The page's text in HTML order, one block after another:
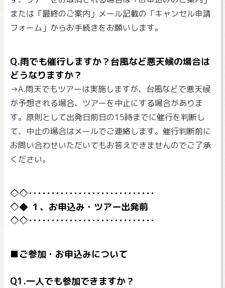
または「最終のご案内」メール記載の「キャンセル申請
フォーム」からお手続きをお願いします。
Q.雨でも催行しますか？台風など悪天候の場合は
どうなりますか？
→A.雨天でもツアーは実施しますが、台風などで悪天候
が予想される場合、ツアーを中止にする場合がありま
す。原則として出発日前日の15時までに催行を判断し
て、中止の場合はメールでご連絡します。催行判断前に
お問い合わせいただいてもお答えできませんのでご了承
ください。
１、お申込み・ツアー出発前
■ご参加・お申込みについて
Q1.一人でも参加できますか？